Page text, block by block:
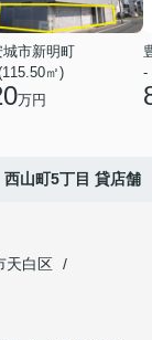
城市新明町
㎡)
万円
-
西山町5丁目 貸店舗
天白区